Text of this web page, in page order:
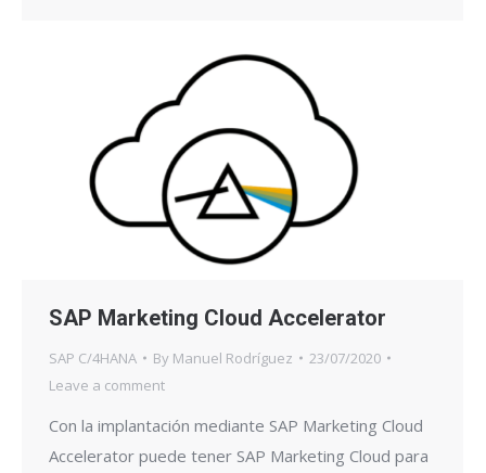
SAP Marketing Cloud Accelerator
SAP C/4HANA By Manuel Rodríguez
23/07/2020
Leave a comment
Con la implantación mediante SAP Marketing Cloud
Accelerator puede tener SAP Marketing Cloud para